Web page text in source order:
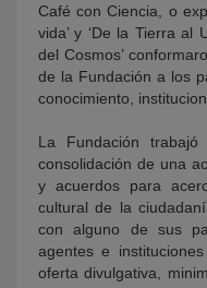
Café con Ciencia, o
vida’ y ‘De la Tierra al
del Cosmos’
de la Fundación a los
conocimiento,
La Fundación
consolidación de una
y acuerdos para
cultural de la
con alguno de sus
agentes e
oferta divulgativa,